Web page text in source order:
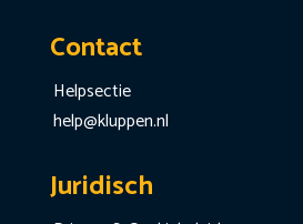
Contact
Helpsectie
help@kluppen.nl
Juridisch